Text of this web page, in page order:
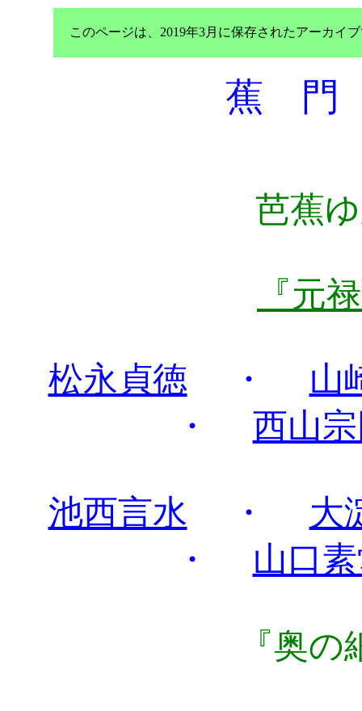
このページは、2019年3月に保存されたアーカイ
蕉 門
芭蕉
『元
松永貞徳・ 山
・ 西山
池西言水 ・ 大
・ 山口
『奥